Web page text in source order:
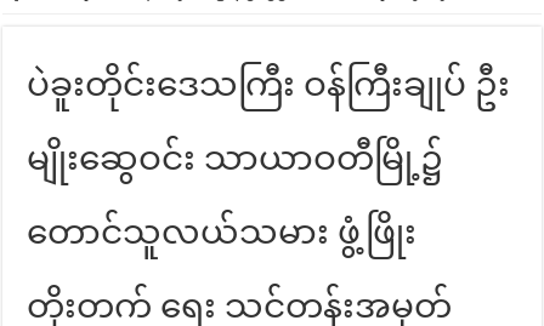
ပဲခူးတိုင်းဒေသကြီး ဝန်ကြီးချုပ် ဦး
မျိုးဆွေဝင်း သာယာဝတီမြို့၌
တောင်သူလယ်သမား ဖွံ့ဖြိုး
တိုးတက် ရေး သင်တန်းအမှတ်